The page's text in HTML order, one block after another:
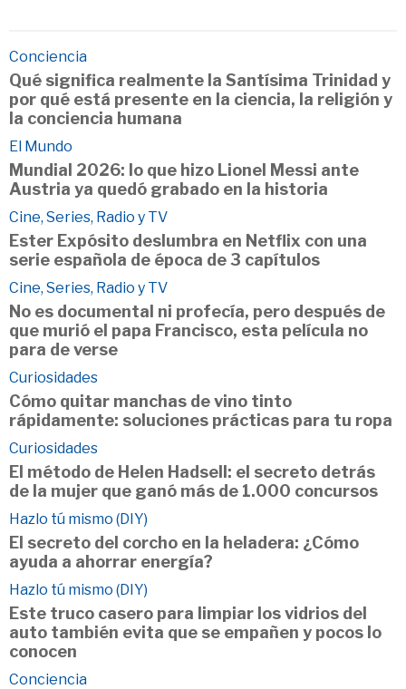
Conciencia
Qué significa realmente la Santísima Trinidad y
por qué está presente en la ciencia, la religión y
la conciencia humana
El Mundo
Mundial 2026: lo que hizo Lionel Messi ante
Austria ya quedó grabado en la historia
Cine, Series, Radio y TV
Ester Expósito deslumbra en Netflix con una
serie española de época de 3 capítulos
Cine, Series, Radio y TV
No es documental ni profecía, pero después de
que murió el papa Francisco, esta película no
para de verse
Curiosidades
Cómo quitar manchas de vino tinto
rápidamente: soluciones prácticas para tu ropa
Curiosidades
El método de Helen Hadsell: el secreto detrás
de la mujer que ganó más de 1.000 concursos
Hazlo tú mismo (DIY)
El secreto del corcho en la heladera: ¿Cómo
ayuda a ahorrar energía?
Hazlo tú mismo (DIY)
Este truco casero para limpiar los vidrios del
auto también evita que se empañen y pocos lo
conocen
Conciencia